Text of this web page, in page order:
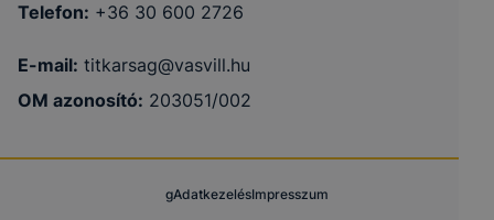
Telefon: +36 30 600 2726
E-mail: titkarsag@vasvill.hu
OM azonosító: 203051/002
gAdatkezelésImpresszum